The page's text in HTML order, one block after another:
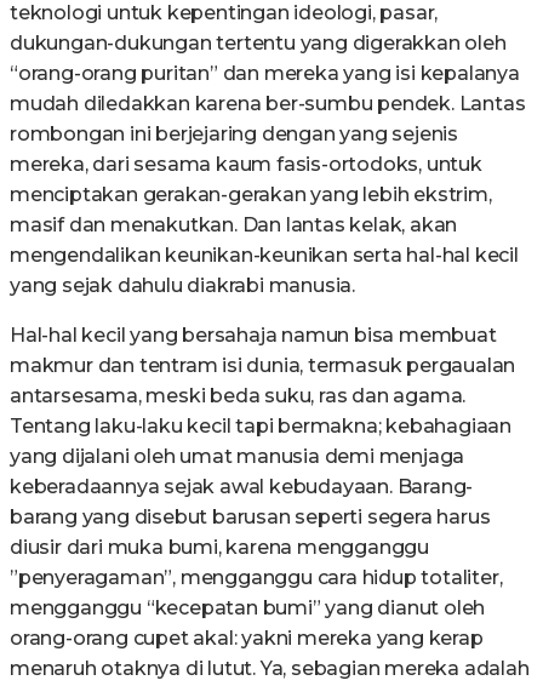
teknologi untuk kepentingan ideologi, pasar,
dukungan-dukungan tertentu yang digerakkan oleh
“orang-orang puritan” dan mereka yang isi kepalanya
mudah diledakkan karena ber-sumbu pendek. Lantas
rombongan ini berjejaring dengan yang sejenis
mereka, dari sesama kaum fasis-ortodoks, untuk
menciptakan gerakan-gerakan yang lebih ekstrim,
masif dan menakutkan. Dan lantas kelak, akan
mengendalikan keunikan-keunikan serta hal-hal kecil
yang sejak dahulu diakrabi manusia.
Hal-hal kecil yang bersahaja namun bisa membuat
makmur dan tentram isi dunia, termasuk pergaualan
antarsesama, meski beda suku, ras dan agama.
Tentang laku-laku kecil tapi bermakna; kebahagiaan
yang dijalani oleh umat manusia demi menjaga
keberadaannya sejak awal kebudayaan. Barang-
barang yang disebut barusan seperti segera harus
diusir dari muka bumi, karena mengganggu
”penyeragaman”, mengganggu cara hidup totaliter,
mengganggu “kecepatan bumi” yang dianut oleh
orang-orang cupet akal: yakni mereka yang kerap
menaruh otaknya di lutut. Ya, sebagian mereka adalah